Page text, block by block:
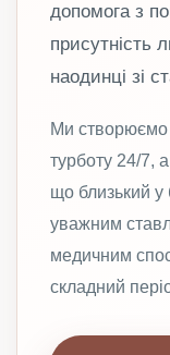
допомога з
присутність
наодинці зі
Ми створюємо
турботу 24/7,
що близький у
уважним
медичним
складний